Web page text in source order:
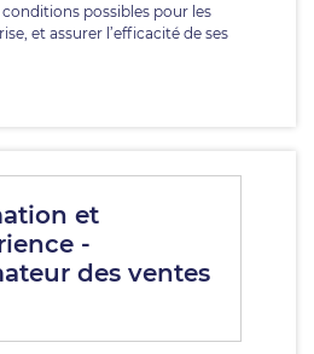
possibles pour les
et assurer l’efficacité de ses
et
-
des ventes